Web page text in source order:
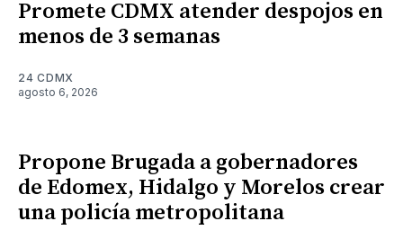
Promete CDMX atender despojos en
menos de 3 semanas
24 CDMX
agosto 6, 2026
Propone Brugada a gobernadores
de Edomex, Hidalgo y Morelos crear
una policía metropolitana